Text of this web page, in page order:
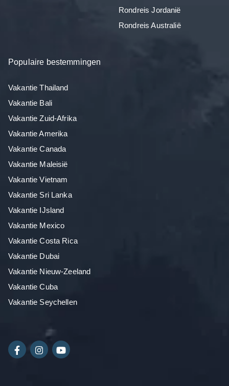
Rondreis Jordanië
Rondreis Australië
Populaire bestemmingen
Vakantie Thailand
Vakantie Bali
Vakantie Zuid-Afrika
Vakantie Amerika
Vakantie Canada
Vakantie Maleisië
Vakantie Vietnam
Vakantie Sri Lanka
Vakantie IJsland
Vakantie Mexico
Vakantie Costa Rica
Vakantie Dubai
Vakantie Nieuw-Zeeland
Vakantie Cuba
Vakantie Seychellen